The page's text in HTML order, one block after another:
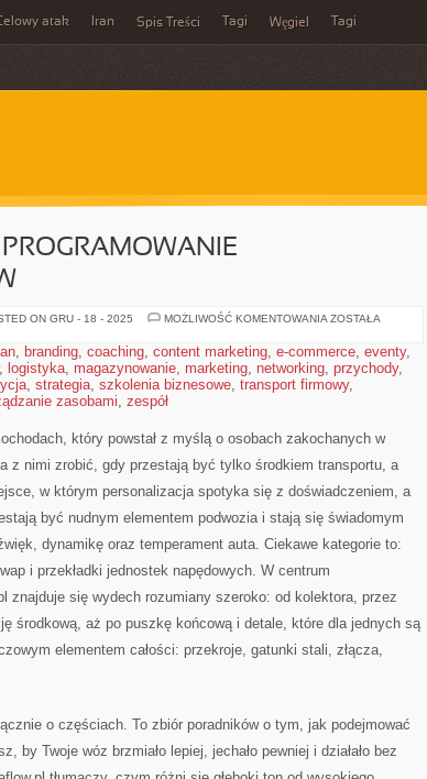
atak Iran Spis Treści Tagi Węgiel Tagi
ON GRU - 18 - 2025 MOŻLIWOŚĆ KOMENTOWANIA CHIP
PROGRAMOWANIE
STEROWNIKÓW
ZOSTAŁA
, branding, coaching, content marketing, e-commerce, eventy,
, logistyka, magazynowanie, marketing, networking, przychody,
, strategia, szkolenia biznesowe, transport firmowy,
zasobami, zespół
który powstał z myślą o osobach zakochanych w
z nimi zrobić, gdy przestają być tylko środkiem transportu, a
w którym personalizacja spotyka się z doświadczeniem, a
być nudnym elementem podwozia i stają się świadomym
dynamikę oraz temperament auta. Ciekawe kategorie to:
i przekładki jednostek napędowych. W centrum
znajduje się wydech rozumiany szeroko: od kolektora, przez
środkową, aż po puszkę końcową i detale, które dla jednych są
elementem całości: przekroje, gatunki stali, złącza,
o częściach. To zbiór poradników o tym, jak podejmować
by Twoje wóz brzmiało lepiej, jechało pewniej i działało bez